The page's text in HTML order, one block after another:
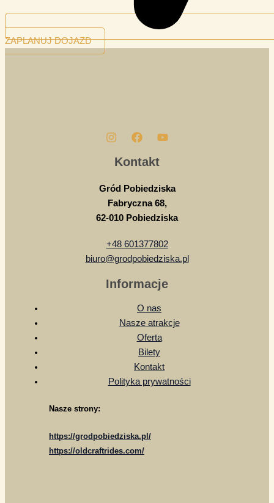
ZAPLANUJ DOJAZD
Kontakt
Gród Pobiedziska
Fabryczna 68,
62-010 Pobiedziska
+48 601377802
biuro@grodpobiedziska.pl
Informacje
O nas
Nasze atrakcje
Oferta
Bilety
Kontakt
Polityka prywatności
Nasze strony:
https://grodpobiedziska.pl/
https://oldcraftrides.com/